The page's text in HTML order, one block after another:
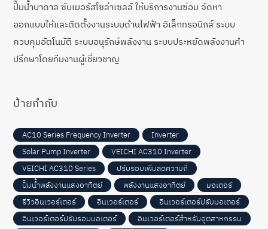
ปั๊มน้ำบาดาล ซับเมอร์สโซล่าเซลล์ ให้บริการงานซ่อม จัดหา
ออกแบบให้และติดตั้งงานระบบด้านไฟฟ้า อิเล็กทรอนิกส์ ระบบ
ควบคุมอัตโนมัติ ระบบอนุรักษ์พลังงาน ระบบประหยัดพลังงานคำ
ปรึกษาโดยทีมงานผู้เชี่ยวชาญ
ป้ายกำกับ
AC10 Series Frequency Inverter
Inverter
Solar Pump Inverter
VEICHI AC310 Inverter
VEICHI AC310 Series
ปรับรอบเพิ่มลดความถี่
ปั๊มน้ำพลังงานแสงอาทิตย์
พลังงานแสงอาทิตย์
มอเตอร์
รีวิวอินเวอร์เตอร์
อินเวอร์เตอร์
อินเวอร์เตอร์ปรับมอเตอร์
อินเวอร์เตอร์ปรับรอบมอเตอร์
อินเวอร์เตอร์สำหรับอุตสาหกรรม